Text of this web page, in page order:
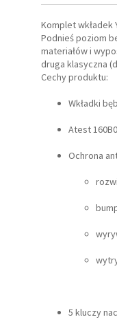
Komplet wkładek
Podnieś poziom
materiałów i
druga klasyczna
Cechy produktu:
Wkładki
Atest
Ochrona
5 kluczy